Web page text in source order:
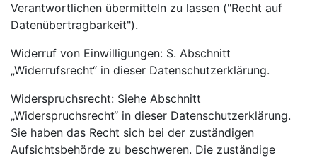
Verantwortlichen übermitteln zu lassen ("Recht auf
Datenübertragbarkeit").
Widerruf von Einwilligungen: S. Abschnitt
„Widerrufsrecht“ in dieser Datenschutzerklärung.
Widerspruchsrecht: Siehe Abschnitt
„Widerspruchsrecht“ in dieser Datenschutzerklärung.
Sie haben das Recht sich bei der zuständigen
Aufsichtsbehörde zu beschweren. Die zuständige